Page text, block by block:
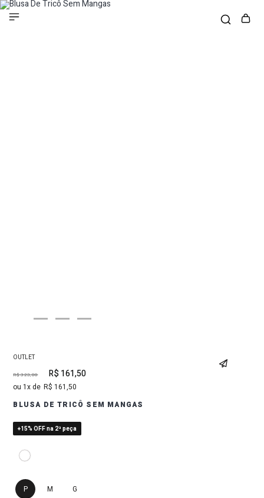
OUTLET
R$ 323,00 R$ 161,50
1 R$ 161,50
BLUSA DE TRICÔ SEM MANGAS
+15% OFF na 2ª peça
P M G